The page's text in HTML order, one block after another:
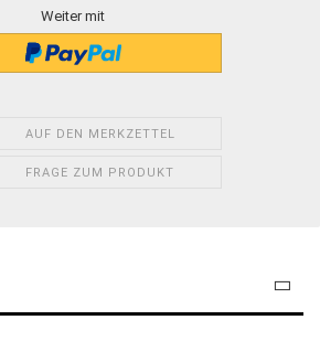
Weiter mit
AUF DEN MERKZETTEL
FRAGE ZUM PRODUKT